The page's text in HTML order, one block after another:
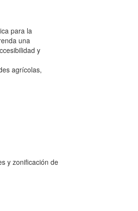
para la
una
y
agrícolas,
y zonificación de